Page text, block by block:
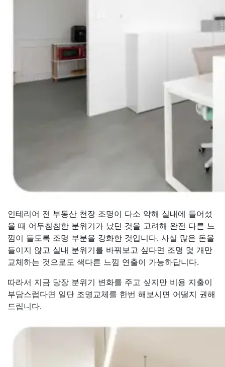
인테리어 전 부동산 천장 조명이 다소 약해 실내에 들어섰
을 때 어두침침한 분위기가 났던 것을 고려해 완전 다른 느
낌이 들도록 조명 부분을 강화한 것입니다. 사실 많은 돈을
들이지 않고 실내 분위기를 바꿔보고 싶다면 조명 몇 개만
교체하는 것으로도 색다른 느낌 연출이 가능하답니다.
따라서 지금 당장 분위기 변화를 주고 싶지만 비용 지출이
부담스럽다면 일단 조명교체를 한번 해보시면 어떨지 권해
드립니다.